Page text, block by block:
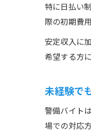
特に日払い
際の初期費
安定収入に
希望する方
未経験で
警備バイト
場での対応